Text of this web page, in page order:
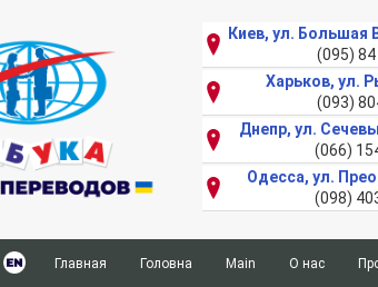
Киев, ул. Большая
(095) 84
Харьков, ул.
(093)
Днепр, ул.
(066)
Одесса, ул.
(098)
Главная Головна Main О нас